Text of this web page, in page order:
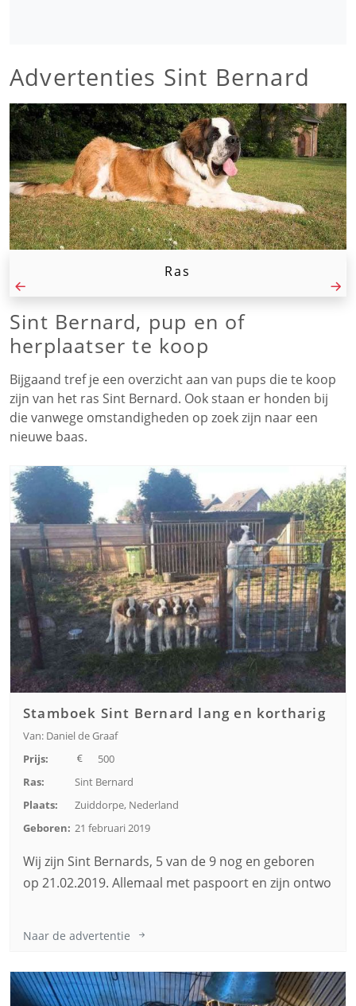
Advertenties Sint Bernard
Ras
Sint Bernard, pup en of
herplaatser te koop
Bijgaand tref je een overzicht aan van pups die te koop
zijn van het ras Sint Bernard. Ook staan er honden bij
die vanwege omstandigheden op zoek zijn naar een
nieuwe baas.
Stamboek Sint Bernard lang en kortharig
Van: Daniel de Graaf
Prijs:
500
Ras:
Sint Bernard
Plaats:
Zuiddorpe, Nederland
Geboren: 21 februari 2019
Wij zijn Sint Bernards, 5 van de 9 nog en geboren
op 21.02.2019. Allemaal met paspoort en zijn ontwo
Naar de advertentie